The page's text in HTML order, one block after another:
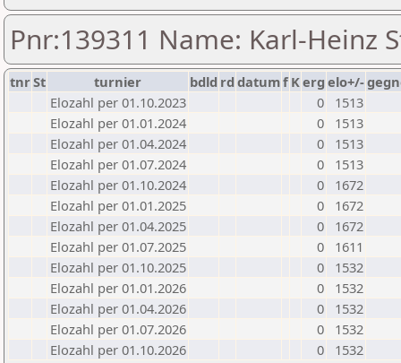
Pnr:139311 Name: Karl-Heinz
tnrSt turnier bdld rd datumf Kerg elo+/-
Elozahl per 01.10.2023
0
1513
Elozahl per 01.01.2024
0
1513
Elozahl per 01.04.2024
0
1513
Elozahl per 01.07.2024
0
1513
Elozahl per 01.10.2024
0
1672
Elozahl per 01.01.2025
0
1672
Elozahl per 01.04.2025
0
1672
Elozahl per 01.07.2025
0
1611
Elozahl per 01.10.2025
0
1532
Elozahl per 01.01.2026
0
1532
Elozahl per 01.04.2026
0
1532
Elozahl per 01.07.2026
0
1532
Elozahl per 01.10.2026
0 1532